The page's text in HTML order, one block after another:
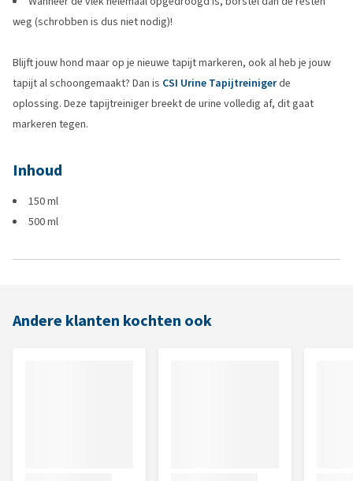
weg (schrobben is dus niet nodig)!
Blijft jouw hond maar op je nieuwe tapijt markeren, ook al heb je jouw
tapijt al schoongemaakt? Dan is CSI Urine Tapijtreinigerde
oplossing. Deze tapijtreiniger breekt de urine volledig af, dit gaat
markeren tegen.
Inhoud
150 ml
500 ml
Andere klanten kochten ook